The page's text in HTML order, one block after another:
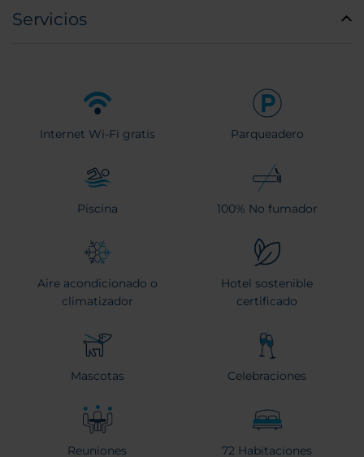
Servicios
Internet Wi-Fi gratis Parqueadero
Piscina 100% No fumador
Aire acondicionado o
climatizador
Hotel sostenible
certificado
Mascotas Celebraciones
Reuniones 72 Habitaciones